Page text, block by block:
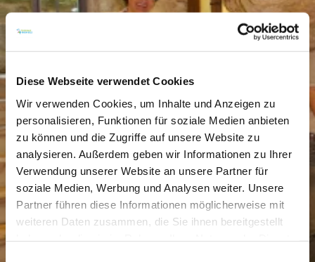
Diese Webseite verwendet Cookies
Wir verwenden Cookies, um Inhalte und Anzeigen zu
personalisieren, Funktionen für soziale Medien anbieten
zu können und die Zugriffe auf unsere Website zu
analysieren. Außerdem geben wir Informationen zu Ihrer
Verwendung unserer Website an unsere Partner für
soziale Medien, Werbung und Analysen weiter. Unsere
Partner führen diese Informationen möglicherweise mit
weiteren Daten zusammen, die Sie ihnen bereitgestellt